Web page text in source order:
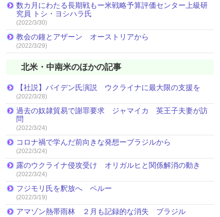
数カ月にわたる長期戦もー米戦略予算評価センター上級研
究員 トシ・ヨシハラ氏
(2022/3/30)
教会の鐘とアザーン オーストリアから
(2022/3/29)
北米・中南米のほかの記事
【社説】バイデン氏演説 ウクライナに最大限の支援を
(2022/3/28)
過去の奴隷貿易で謝罪要求 ジャマイカ 英王子夫妻が訪
問
(2022/3/24)
コロナ禍で学んだ前向きな発想ーブラジルから
(2022/3/24)
露のウクライナ侵攻受け オリガルヒと関係解消の動き
(2022/3/24)
フジモリ氏を釈放へ ペルー
(2022/3/19)
アマゾン熱帯雨林 ２月も記録的な消失 ブラジル